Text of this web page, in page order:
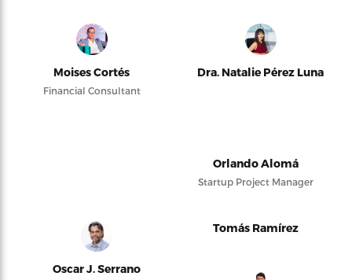
Moises Cortés
Financial Consultant
Dra. Natalie Pérez Luna
Orlando Alomá
Startup Project Manager
Oscar J. Serrano
Tomás Ramírez